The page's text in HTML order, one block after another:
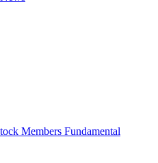
Members Fundamental